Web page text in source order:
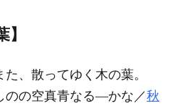
、散ってゆく木の葉。
のの空真青なる―かな／秋